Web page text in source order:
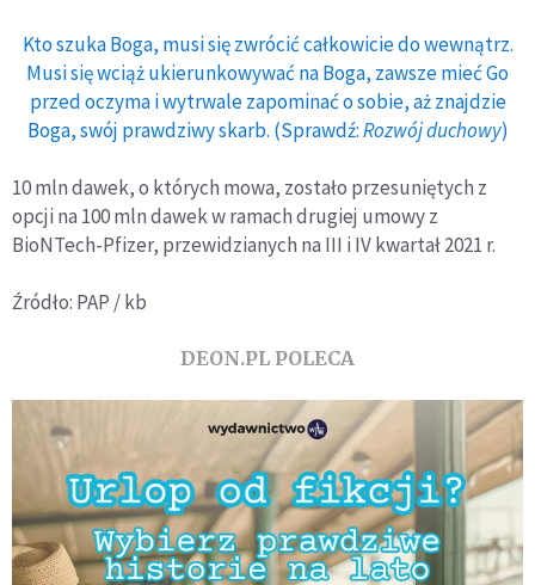
Kto szuka Boga, musi się zwrócić całkowicie do wewnątrz.
Musi się wciąż ukierunkowywać na Boga, zawsze mieć Go
przed oczyma i wytrwale zapominać o sobie, aż znajdzie
Boga, swój prawdziwy skarb. (Sprawdź:Rozwój duchowy)
10 mln dawek, o których mowa, zostało przesuniętych z
opcji na 100 mln dawek w ramach drugiej umowy z
BioNTech-Pfizer, przewidzianych na III i IV kwartał 2021 r.
Źródło: PAP / kb
DEON.PL POLECA